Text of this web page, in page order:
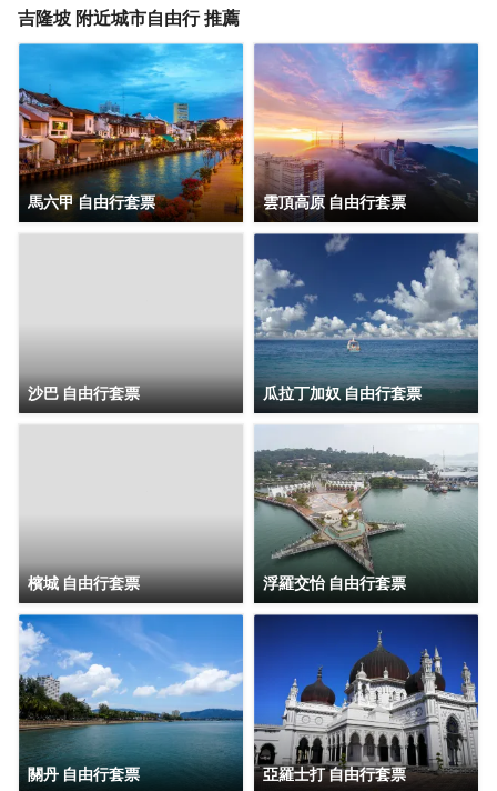
自己的房間舒適的用餐，酒店可提供客房服務。若是覺得酒
的香蘭葉蛋奶煎糕、Nobu（日本料理）的Black Cod With
Miso和Restoran Rebung Chef Ismail（東南亞菜）的亞參叻
沙或許能勾起您的食慾。酒店種類繁多的休閒設施能為每一
位下榻於此的您創造多元化的休閒空間，這其中包括按摩室
和室外泳池。酒店的會議廳將熱情的服務與專業的素質完美
地結合在一起。客人如需兌換貨幣，酒店會為您提供外幣兌
換服務。
吉隆坡 附近城市自由行 推薦
馬六甲 自由行套票 雲頂高原 自由行套票
沙巴 自由行套票 瓜拉丁加奴 自由行套票
檳城 自由行套票 浮羅交怡 自由行套票
關丹 自由行套票 亞羅士打 自由行套票